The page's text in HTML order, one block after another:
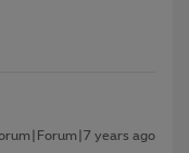
years ago